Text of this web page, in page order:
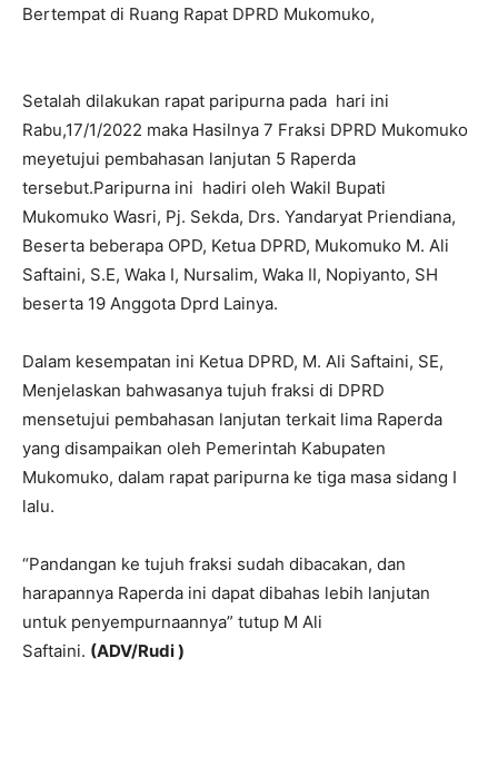
Bertempat di Ruang Rapat DPRD Mukomuko,
Setalah dilakukan rapat paripurna pada hari ini
Rabu,17/1/2022 maka Hasilnya 7 Fraksi DPRD Mukomuko
meyetujui pembahasan lanjutan 5 Raperda
tersebut.Paripurna ini hadiri oleh Wakil Bupati
Mukomuko Wasri, Pj. Sekda, Drs. Yandaryat Priendiana,
Beserta beberapa OPD, Ketua DPRD, Mukomuko M. Ali
Saftaini, S.E, Waka I, Nursalim, Waka II, Nopiyanto, SH
beserta 19 Anggota Dprd Lainya.
Dalam kesempatan ini Ketua DPRD, M. Ali Saftaini, SE,
Menjelaskan bahwasanya tujuh fraksi di DPRD
mensetujui pembahasan lanjutan terkait lima Raperda
yang disampaikan oleh Pemerintah Kabupaten
Mukomuko, dalam rapat paripurna ke tiga masa sidang I
lalu.
“Pandangan ke tujuh fraksi sudah dibacakan, dan
harapannya Raperda ini dapat dibahas lebih lanjutan
untuk penyempurnaannya” tutup M Ali
Saftaini. (ADV/Rudi )